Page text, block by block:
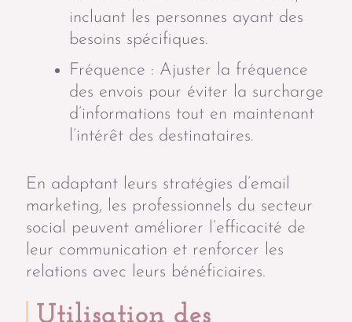
incluant les personnes ayant des
besoins spécifiques.
Fréquence : Ajuster la fréquence
des envois pour éviter la surcharge
d’informations tout en maintenant
l’intérêt des destinataires.
En adaptant leurs stratégies d’email
marketing, les professionnels du secteur
social peuvent améliorer l’efficacité de
leur communication et renforcer les
relations avec leurs bénéficiaires.
Utilisation des